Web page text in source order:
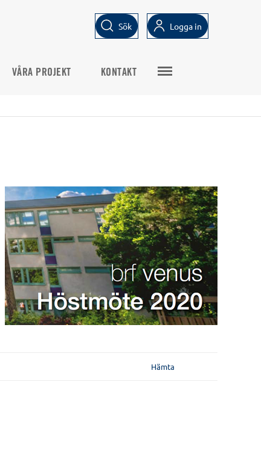
Sök Logga in
VÅRA PROJEKT KONTAKT
Hämta